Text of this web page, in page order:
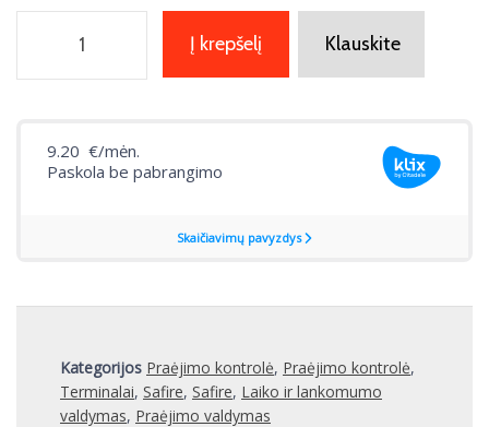
Į krepšelį Klauskite
Kategorijos Praėjimo kontrolė, Praėjimo kontrolė,
Terminalai, Safire, Safire, Laiko ir lankomumo
valdymas, Praėjimo valdymas